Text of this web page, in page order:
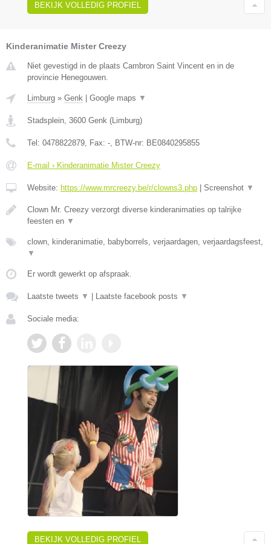
BEKIJK VOLLEDIG PROFIEL
Kinderanimatie Mister Creezy
Niet gevestigd in de plaats Cambron Saint Vincent en in de
provincie Henegouwen.
Limburg » Genk Google maps ▼
Stadsplein, 3600 Genk (Limburg)
Tel: 0478822879, Fax: -, BTW-nr: BE0840295855
E-mail › Kinderanimatie Mister Creezy
Website: https://www.mrcreezy.be/r/clowns3.php Screenshot ▼
Clown Mr. Creezy verzorgt diverse kinderanimaties op talrijke
feesten en ▼
clown, kinderanimatie, babyborrels, verjaardagen, verjaardagsfeest,
▼
Er wordt gewerkt op afspraak.
Laatste tweets ▼ Laatste facebook posts ▼
Sociale media:
BEKIJK VOLLEDIG PROFIEL